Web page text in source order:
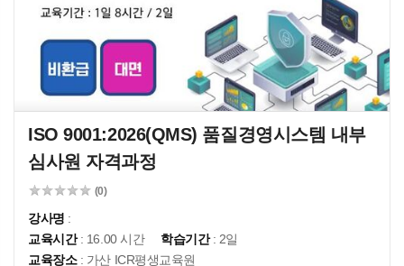
ISO 9001:2026(QMS) 품질경영시스템 내부
심사원 자격과정
(0)
강사명 :
교육시간: 16.00 시간 학습기간: 2일
교육장소: 가산 ICR평생교육원